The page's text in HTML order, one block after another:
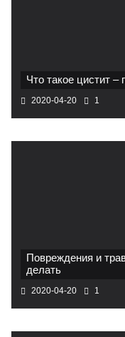
Что такое цистит
2020-04-20 1
Повреждения и
делать
2020-04-20 1